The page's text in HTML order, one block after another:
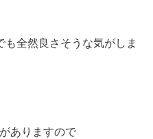
全然良さそうな気がしま
ありますので